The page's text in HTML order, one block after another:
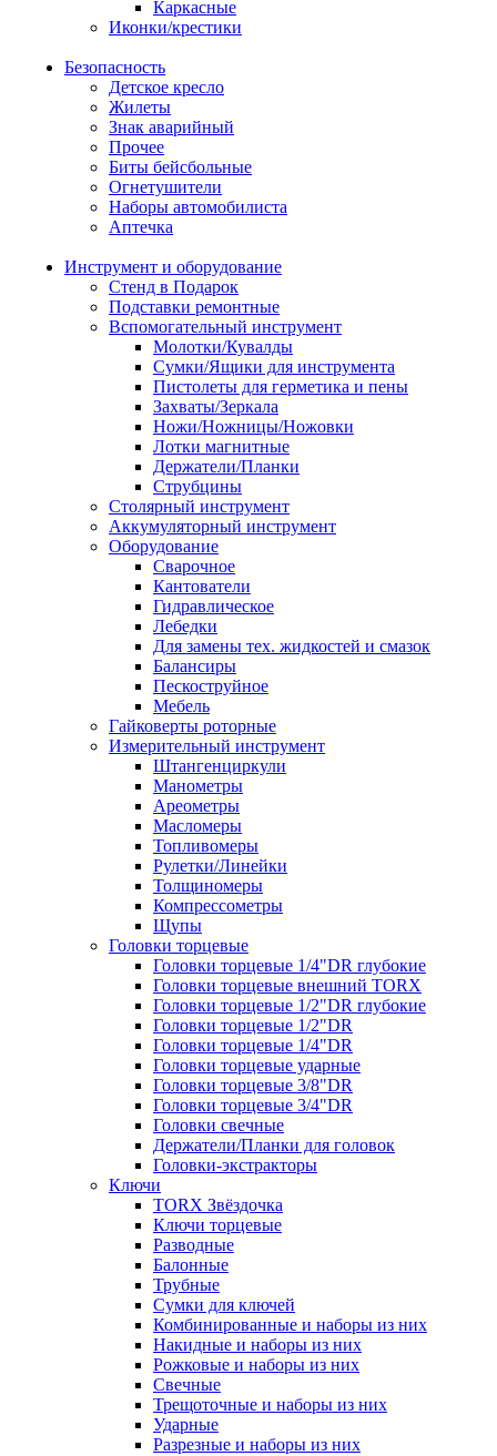
Каркасные
Иконки/крестики
Безопасность
Детское кресло
Жилеты
Знак аварийный
Прочее
Биты бейсбольные
Огнетушители
Наборы автомобилиста
Аптечка
Инструмент и оборудование
Стенд в Подарок
Подставки ремонтные
Вспомогательный инструмент
Молотки/Кувалды
Сумки/Ящики для инструмента
Пистолеты для герметика и пены
Захваты/Зеркала
Ножи/Ножницы/Ножовки
Лотки магнитные
Держатели/Планки
Струбцины
Столярный инструмент
Аккумуляторный инструмент
Оборудование
Сварочное
Кантователи
Гидравлическое
Лебедки
Для замены тех. жидкостей и смазок
Балансиры
Пескоструйное
Мебель
Гайковерты роторные
Измерительный инструмент
Штангенциркули
Манометры
Ареометры
Масломеры
Топливомеры
Рулетки/Линейки
Толщиномеры
Компрессометры
Щупы
Головки торцевые
Головки торцевые 1/4"DR глубокие
Головки торцевые внешний TORX
Головки торцевые 1/2"DR глубокие
Головки торцевые 1/2"DR
Головки торцевые 1/4"DR
Головки торцевые ударные
Головки торцевые 3/8"DR
Головки торцевые 3/4"DR
Головки свечные
Держатели/Планки для головок
Головки-экстракторы
Ключи
TORX Звёздочка
Ключи торцевые
Разводные
Балонные
Трубные
Сумки для ключей
Комбинированные и наборы из них
Накидные и наборы из них
Рожковые и наборы из них
Свечные
Трещоточные и наборы из них
Ударные
Разрезные и наборы из них